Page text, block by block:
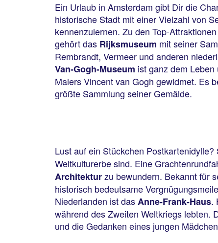
Ein Urlaub in Amsterdam gibt Dir die
historische Stadt mit einer Vielzahl von
kennenzulernen. Zu den Top-
gehört das Rijksmuseum mit seiner
Rembrandt, Vermeer und anderen
Van-Gogh-Museum ist ganz dem
Malers Vincent van Gogh gewidmet. Es
größte Sammlung seiner Gemälde.
Lust auf ein Stückchen
Weltkulturerbe sind. Eine
Architekturzu bewundern. Bekannt für
historisch bedeutsame
Niederlanden ist dasAnne-Frank-Haus.
während des Zweiten Weltkriegs lebten.
und die Gedanken eines jungen